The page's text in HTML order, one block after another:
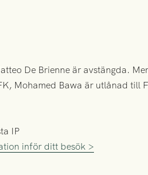
De Brienne är avstängda.
Mohamed Bawa är utlånad till
IP
inför ditt besök >